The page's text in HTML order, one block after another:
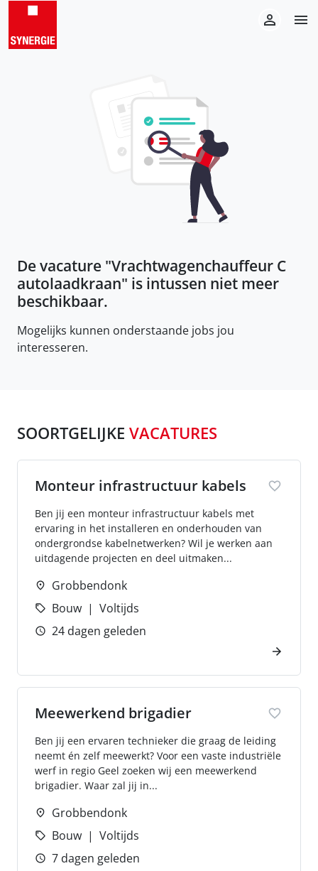
De vacature "Vrachtwagenchauffeur C
autolaadkraan" is intussen niet meer
beschikbaar.
Mogelijks kunnen onderstaande jobs jou
interesseren.
SOORTGELIJKE VACATURES
Monteur infrastructuur kabels
Ben jij een monteur infrastructuur kabels met
ervaring in het installeren en onderhouden van
ondergrondse kabelnetwerken? Wil je werken aan
uitdagende projecten en deel uitmaken...
Grobbendonk
Bouw
Voltijds
24 dagen geleden
Meewerkend brigadier
Ben jij een ervaren technieker die graag de leiding
neemt én zelf meewerkt? Voor een vaste industriële
werf in regio Geel zoeken wij een meewerkend
brigadier. Waar zal jij in...
Grobbendonk
Bouw
Voltijds
7 dagen geleden